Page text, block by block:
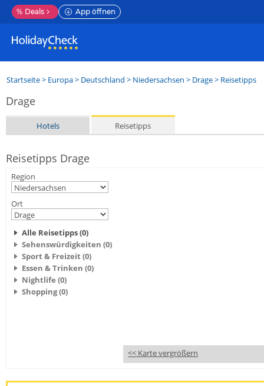
% Deals App öffnen
Startseite> Europa> Deutschland > Niedersachsen > Drage> Reisetipps
Drage
Hotels Reisetipps
Reisetipps Drage
Region
Ort
Alle Reisetipps (0)
Sehenswürdigkeiten (0)
Sport & Freizeit (0)
Essen & Trinken (0)
Nightlife (0)
Shopping (0)
<< Karte vergrößern